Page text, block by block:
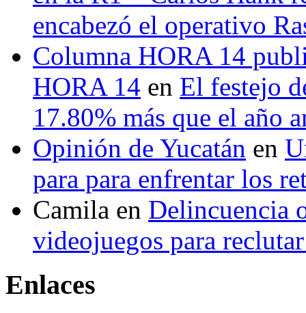
encabezó el operativo
Columna HORA 14
HORA 14 en El festejo
17.80% más que el año
Opinión de Yucatán en
para para enfrentar los
Camila en Delincuencia
videojuegos para
Enlaces